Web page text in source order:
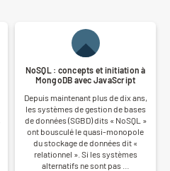
NoSQL : concepts et initiation à
MongoDB avec JavaScript
Depuis maintenant plus de dix ans,
les systèmes de gestion de bases
de données (SGBD) dits « NoSQL »
ont bousculé le quasi-monopole
du stockage de données dit «
relationnel ». Si les systèmes
alternatifs ne sont pas …